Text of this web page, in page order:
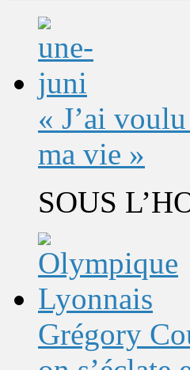
« J’ai
ma vie »
SOUS
Grégory